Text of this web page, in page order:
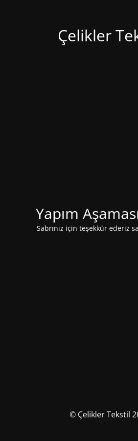
Çelikler
Yapım
Sabrınız için teşekkür ederiz
© Çelikler Tekstil